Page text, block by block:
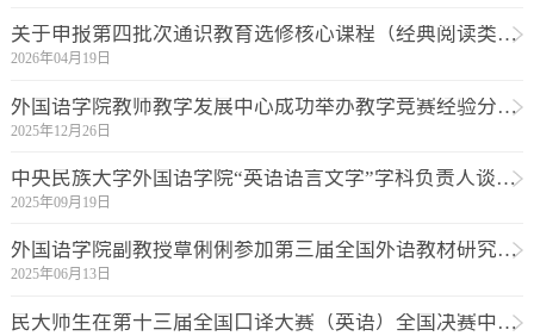
关于申报第四批次通识教育选修核心课程（经典阅读类）的通知
2026年04月19日
外国语学院教师教学发展中心成功举办教学竞赛经验分享会
2025年12月26日
中央民族大学外国语学院“英语语言文学”学科负责人谈学科丨架语言文学之桥，通抵“他者”人心
2025年09月19日
外国语学院副教授覃俐俐参加第三届全国外语教材研究学术研讨会暨2025外语教材研究国际研讨会
2025年06月13日
民大师生在第十三届全国口译大赛（英语）全国决赛中喜获佳绩